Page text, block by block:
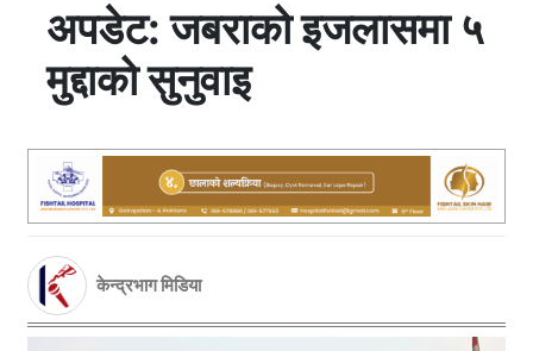
अपडेट: जबराको इजलासमा ५
मुद्दाको सुनुवाइ
केन्द्रभाग मिडिया